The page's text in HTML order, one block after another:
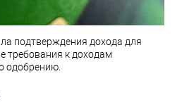
подтверждения дохода для
требования к доходам
одобрению.